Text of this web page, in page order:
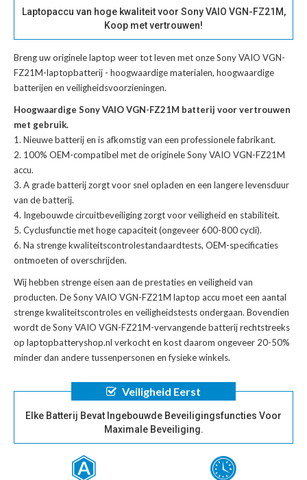
Laptopaccu van hoge kwaliteit voor Sony VAIO VGN-FZ21M,
Koop met vertrouwen!
Breng uw originele laptop weer tot leven met onzeSony VAIO VGN-
FZ21M-laptopbatterij - hoogwaardige materialen, hoogwaardige
batterijen en veiligheidsvoorzieningen.
Hoogwaardige Sony VAIO VGN-FZ21M batterij voor vertrouwen
met gebruik.
Nieuwe batterij en is afkomstig van een professionele fabrikant.
100% OEM-compatibel met deoriginele Sony VAIO VGN-FZ21M
accu.
A grade batterij zorgt voor snel opladen en een langere levensduur
van de batterij.
Ingebouwde circuitbeveiliging zorgt voor veiligheid en stabiliteit.
Cyclusfunctie met hoge capaciteit (ongeveer 600-800 cycli).
Na strenge kwaliteitscontrolestandaardtests, OEM-specificaties
ontmoeten of overschrijden.
Wij hebben strenge eisen aan de prestaties en veiligheid van
producten. DeSony VAIO VGN-FZ21M laptop accu moet een aantal
strenge kwaliteitscontroles en veiligheidstests ondergaan. Bovendien
wordt deSony VAIO VGN-FZ21M-vervangende batterijrechtstreeks
op laptopbatteryshop.nl verkocht en kost daarom ongeveer 20-50%
minder dan andere tussenpersonen en fysieke winkels.
Veiligheid Eerst
Elke Batterij Bevat Ingebouwde Beveiligingsfuncties Voor
Maximale Beveiliging.